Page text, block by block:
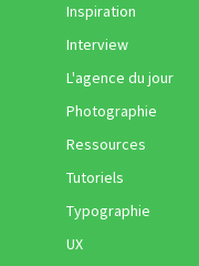
Inspiration
Interview
L'agence du jour
Photographie
Ressources
Tutoriels
Typographie
UX